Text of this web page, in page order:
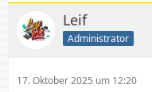
Leif
Administrator
17. Oktober 2025 um 12:20